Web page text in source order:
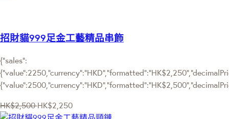
招財貓999足金工藝精品串飾
{"sales":
HK$2,500 HK$2,250